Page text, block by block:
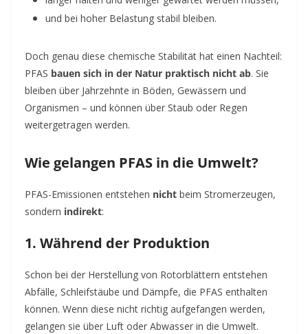
und bei hoher Belastung stabil bleiben.
Doch genau diese chemische Stabilität hat einen Nachteil:
PFAS bauen sich in der Natur praktisch nicht ab. Sie
bleiben über Jahrzehnte in Böden, Gewässern und
Organismen – und können über Staub oder Regen
weitergetragen werden.
Wie gelangen PFAS in die Umwelt?
PFAS-Emissionen entstehen nicht beim Stromerzeugen,
sondern indirekt:
1. Während der Produktion
Schon bei der Herstellung von Rotorblättern entstehen
Abfälle, Schleifstäube und Dämpfe, die PFAS enthalten
können. Wenn diese nicht richtig aufgefangen werden,
gelangen sie über Luft oder Abwasser in die Umwelt.